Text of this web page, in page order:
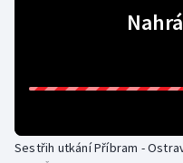
Sestřih utkání Příbram -